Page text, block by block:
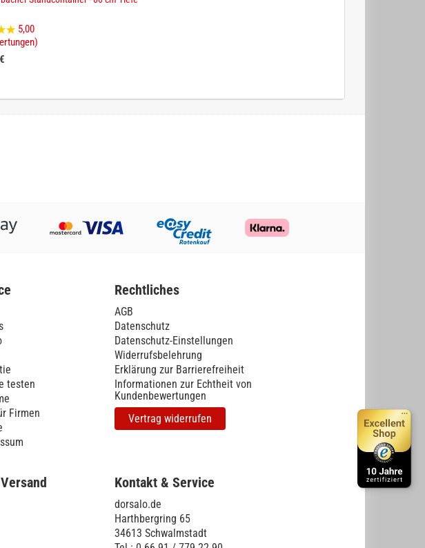
5,00
testen
Firmen
Rechtliches
AGB
Datenschutz
Datenschutz-Einstellungen
Widerrufsbelehrung
Erklärung zur Barrierefreiheit
Informationen zur Echtheit von
Kundenbewertungen
Vertrag widerrufen
Kontakt & Service
dorsalo.de
Harthbergring 65
34613 Schwalmstadt